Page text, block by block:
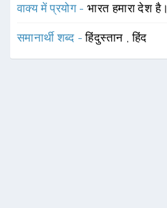
वाक्य में प्रयोग -भारत हमारा देश है।
समानार्थी शब्द -हिंदुस्तान ,हिंद